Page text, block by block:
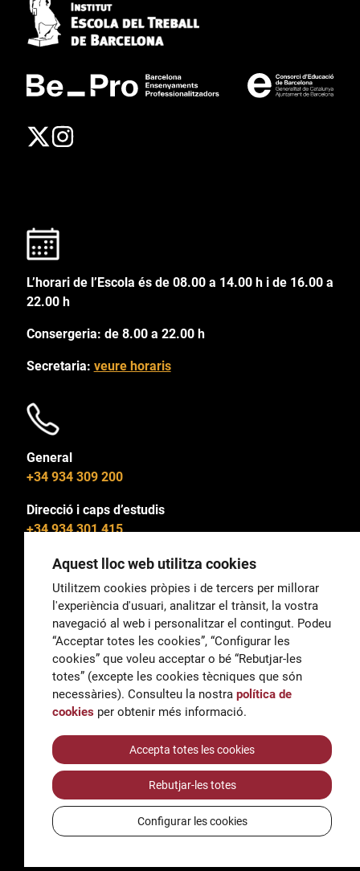
L’horari de l’Escola és de 08.00 a 14.00 h i de 16.00 a
22.00 h
Consergeria: de 8.00 a 22.00 h
Secretaria: veure horaris
General
+34 934 309 200
Direcció i caps d’estudis
+34 934 301 415
General
correu@escoladeltreball.org
Informació
informacio@escoladeltreball.org
AccessibilitatAvís legal i Política de Privacitat
Política de cookies
Crèdits
Aquest lloc web utilitza cookies
Utilitzem cookies pròpies i de tercers per millorar
l'experiència d'usuari, analitzar el trànsit, la vostra
navegació al web i personalitzar el contingut. Podeu
“Acceptar totes les cookies”, “Configurar les
cookies” que voleu acceptar o bé “Rebutjar-les
totes” (excepte les cookies tècniques que són
necessàries). Consulteu la nostra política de
cookies per obtenir més informació.
Accepta totes les cookies
Rebutjar-les totes
Configurar les cookies